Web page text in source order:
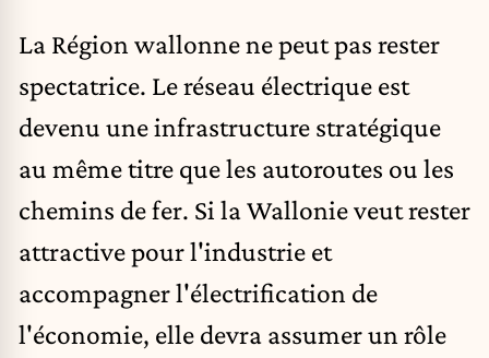
La Région wallonne ne peut pas rester
spectatrice. Le réseau électrique est
devenu une infrastructure stratégique
au même titre que les autoroutes ou les
chemins de fer. Si la Wallonie veut rester
attractive pour l'industrie et
accompagner l'électrification de
l'économie, elle devra assumer un rôle